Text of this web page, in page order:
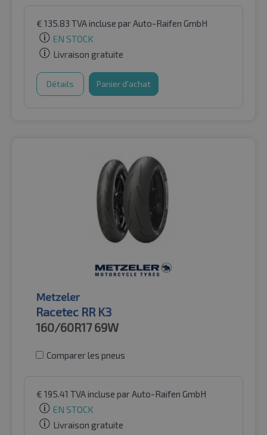
€ 135.83 TVA incluse par Auto-Raifen GmbH
EN STOCK
Livraison gratuite
Détails Panier d'achat
Metzeler
Racetec RR K3
160/60R17 69W
Comparer les pneus
€ 195.41 TVA incluse par Auto-Raifen GmbH
EN STOCK
Livraison gratuite